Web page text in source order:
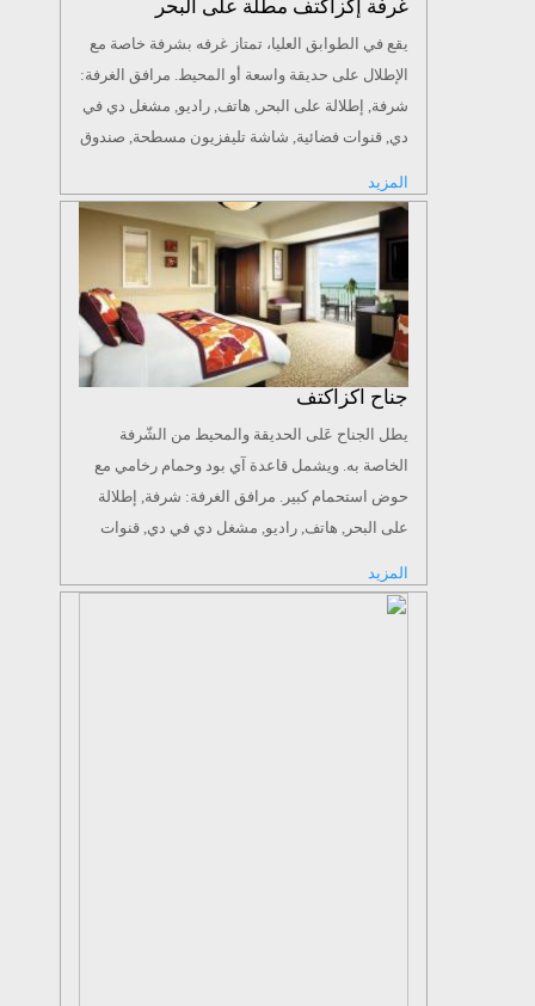
غرفة إكزاكتف مطلة على البحر
يقع في الطوابق العليا، تمتاز غرفه بشرفة خاصة مع
الإطلال على حديقة واسعة أو المحيط. مرافق الغرفة:
شرفة, إطلالة على البحر, هاتف, راديو, مشغل دي في
دي, قنوات فضائية, شاشة تليفزيون مسطحة, صندوق
دش, حوض استحمام, مجفف شعر, رداء حمام,
مستلزمات حمام مجانية, مرحاض, حمام, نعال
مساحة الغرفة: 30 م² حجم السرير: 2 سرير فردي أو
1 سرير مزدوج كبير
المزيد
جناح اكزاكتف
يطل الجناح عَلى الحديقة والمحيط من الشّرفة
الخاصة به. ويشمل قاعدة آي بود وحمام رخامي مع
حوض استحمام كبير. مرافق الغرفة: شرفة, إطلالة
على البحر, هاتف, راديو, مشغل دي في دي, قنوات
تكييف, مكواة, مكتب للعمل, مرافق كي الملابس,
المزيد